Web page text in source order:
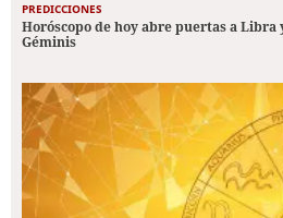
PREDICCIONES
Horóscopo de hoy abre puertas a Libra
Géminis